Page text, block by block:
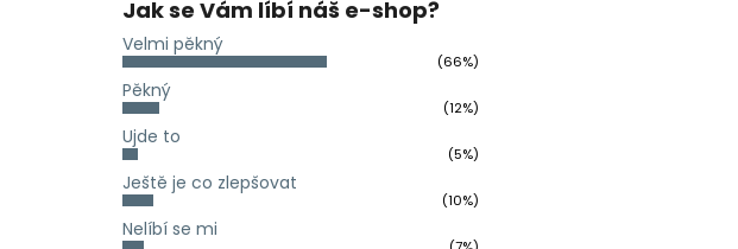
Jak se Vám líbí náš e-shop?
Velmi pěkný
(66%)
Pěkný
(12%)
Ujde to
(5%)
Ještě je co zlepšovat
(10%)
Nelíbí se mi